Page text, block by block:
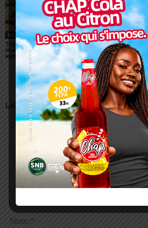
Non classé
Togo/ Boissons
énergisantes: l’État tire la
sonnette d’alarme
Non classé
Togo/ Rentrée scolaire
2026-2027: consultez la
liste officielle des écoles
autorisées
LAISSER UN COMMENTAIRE